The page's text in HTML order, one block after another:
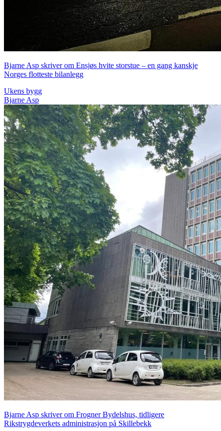
Bjarne Asp skriver om Ensjøs hvite storstue – en gang kanskje
Norges flotteste bilanlegg
Ukens bygg
Bjarne Asp
Bjarne Asp skriver om Frogner Bydelshus, tidligere
Rikstrygdeverkets administrasjon på Skillebekk